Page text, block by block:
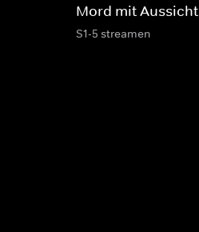
Mord mit Aussicht
S1-5 streamen